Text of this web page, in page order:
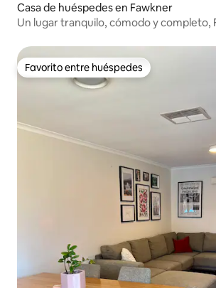
Casa de huéspedes en Fawkner
Un lugar tranquilo, cómodo y completo,
Favorito entre huéspedes
Favorito entre huéspedes